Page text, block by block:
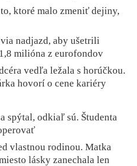
ktoré malo zmeniť dejiny,
nadjazd, aby ušetrili
milióna z eurofondov
vedľa ležala s horúčkou.
hovorí o cene kariéry
spýtal, odkiaľ sú. Študenta
vlastnou rodinou. Matka
lásky zanechala len